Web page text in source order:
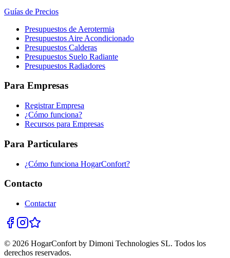
Guías de Precios
Presupuestos de Aerotermia
Presupuestos Aire Acondicionado
Presupuestos Calderas
Presupuestos Suelo Radiante
Presupuestos Radiadores
Para Empresas
Registrar Empresa
¿Cómo funciona?
Recursos para Empresas
Para Particulares
¿Cómo funciona HogarConfort?
Contacto
Contactar
© 2026 HogarConfort by Dimoni Technologies SL. Todos los
derechos reservados.